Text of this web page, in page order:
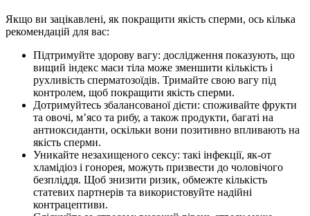
Якщо ви зацікавлені, як покращити якість сперми, ось кілька
рекомендацій для вас:
Підтримуйте здорову вагу: дослідження показують, що
вищий індекс маси тіла може зменшити кількість і
рухливість сперматозоїдів. Тримайте свою вагу під
контролем, щоб покращити якість сперми.
Дотримуйтесь збалансованої дієти: споживайте фрукти
та овочі, м’ясо та рибу, а також продукти, багаті на
антиоксиданти, оскільки вони позитивно впливають на
якість сперми.
Уникайте незахищеного сексу: такі інфекції, як-от
хламідіоз і гонорея, можуть призвести до чоловічого
безпліддя. Щоб знизити ризик, обмежте кількість
статевих партнерів та використовуйте надійні
контрацептиви.